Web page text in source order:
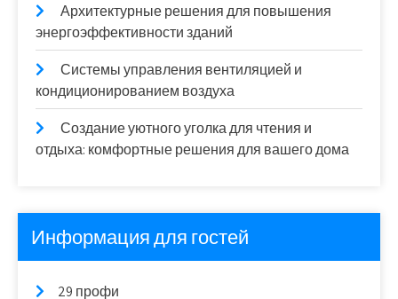
Архитектурные решения для повышения
энергоэффективности зданий
Системы управления вентиляцией и
кондиционированием воздуха
Создание уютного уголка для чтения и
отдыха: комфортные решения для вашего дома
Информация для гостей
29 профи